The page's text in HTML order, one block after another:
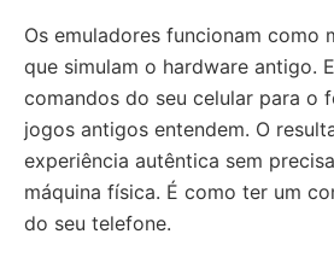
Os emuladores funcionam como
que simulam o hardware antigo.
comandos do seu celular para o
jogos antigos entendem. O
experiência autêntica sem
máquina física. É como ter um
do seu telefone.